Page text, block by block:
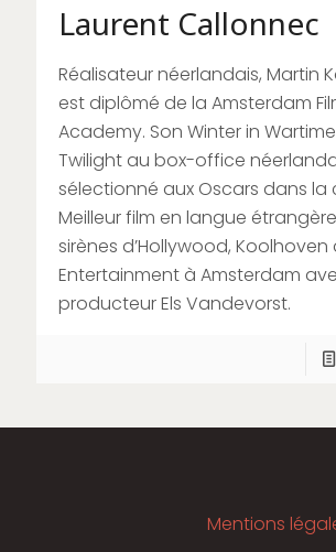
Laurent Callonnec
Réalisateur néerlandais, Martin
est diplômé de la Amsterdam
Academy. Son Winter in
Twilight au box-office
sélectionné aux Oscars dans la
Meilleur film en langue
sirènes d’Hollywood, Koolhoven
Entertainment à Amsterdam
producteur Els Vandevorst.
Mentions